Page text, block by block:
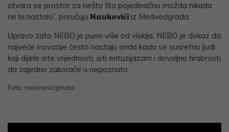
otvara se prostor za nešto što pojedinačno možda nikada
ne bi nastalo”, poručuju Naukovići iz Medvedgrada.
Upravo zato NEBO je puno više od viskija. NEBO je dokaz da
najveće inovacije često nastaju onda kada se susretnu ljudi
koji dijele iste vrijednosti, isti entuzijazam i dovoljno hrabrosti
da zajedno zakorače u nepoznato.
Foto: mesinovicphoto